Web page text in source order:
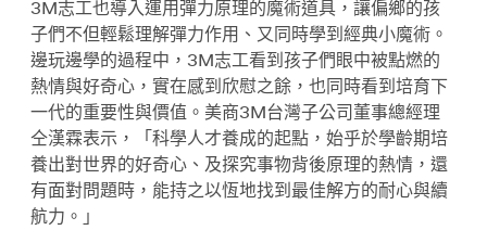
3M志工也導入運用彈力原理的魔術道具，讓偏鄉的孩
子們不但輕鬆理解彈力作用、又同時學到經典小魔術。
邊玩邊學的過程中，3M志工看到孩子們眼中被點燃的
熱情與好奇心，實在感到欣慰之餘，也同時看到培育下
一代的重要性與價值。美商3M台灣子公司董事總經理
仝漢霖表示，「科學人才養成的起點，始乎於學齡期培
養出對世界的好奇心、及探究事物背後原理的熱情，還
有面對問題時，能持之以恆地找到最佳解方的耐心與續
航力。」